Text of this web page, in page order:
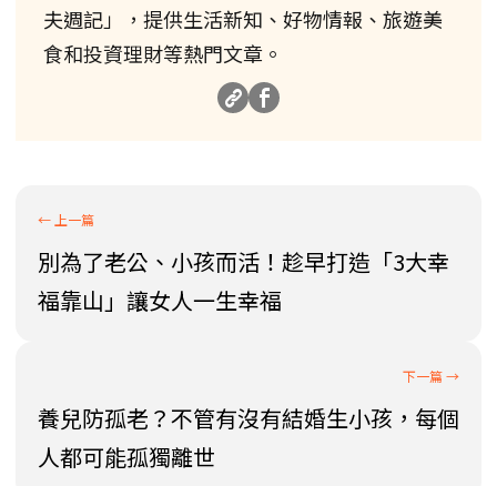
夫週記」，提供生活新知、好物情報、旅遊美
食和投資理財等熱門文章。
別為了老公、小孩而活！趁早打造「3大幸
福靠山」讓女人一生幸福
養兒防孤老？不管有沒有結婚生小孩，每個
人都可能孤獨離世